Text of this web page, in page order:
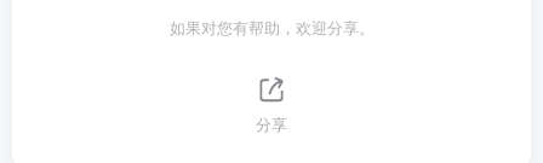
如果对您有帮助，欢迎分享。
分享